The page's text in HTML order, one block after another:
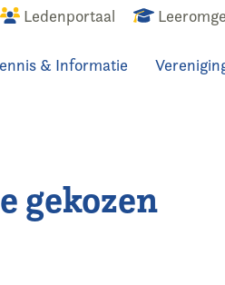
Ledenportaal
& Informatie
gekozen